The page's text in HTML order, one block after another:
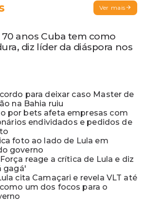
Ver mais
70 anos Cuba tem como
diz líder da diáspora nos
para deixar caso Master de
na Bahia ruiu
por bets afeta empresas com
endividados e pedidos de
foto ao lado de Lula em
governo
reage a crítica de Lula e diz
gagá'
cita Camaçari e revela VLT até
um dos focos para o